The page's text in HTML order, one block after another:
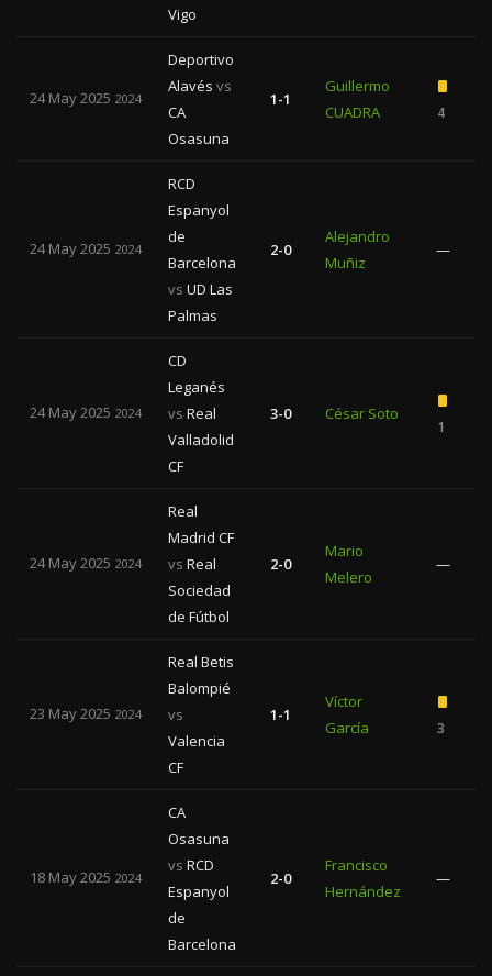
Vigo
24 May 2025 2024
Deportivo
Alavés vs
CA
Osasuna
1-1
Guillermo
CUADRA
4
24 May 2025 2024
RCD
Espanyol
de
Barcelona
vs UD Las
Palmas
2-0
Alejandro
Muñiz
—
24 May 2025 2024
CD
Leganés
vs Real
Valladolid
CF
3-0 César Soto
1
24 May 2025 2024
Real
Madrid CF
vs Real
Sociedad
de Fútbol
2-0
Mario
Melero
—
23 May 2025 2024
Real Betis
Balompié
vs
Valencia
CF
1-1
Víctor
García
3
18 May 2025 2024
CA
Osasuna
vs RCD
Espanyol
de
Barcelona
2-0
Francisco
Hernández
—